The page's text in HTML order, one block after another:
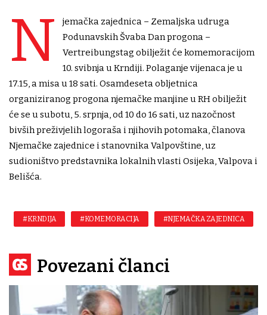
N
jemačka zajednica – Zemaljska udruga
Podunavskih Švaba Dan progona –
Vertreibungstag obilježit će komemoracijom
10. svibnja u Krndiji. Polaganje vijenaca je u
17.15, a misa u 18 sati. Osamdeseta obljetnica
organiziranog progona njemačke manjine u RH obilježit
će se u subotu, 5. srpnja, od 10 do 16 sati, uz nazočnost
bivših preživjelih logoraša i njihovih potomaka, članova
Njemačke zajednice i stanovnika Valpovštine, uz
sudioništvo predstavnika lokalnih vlasti Osijeka, Valpova i
Belišća.
#KRNDIJA #KOMEMORACIJA #NJEMAČKA ZAJEDNICA
Povezani članci